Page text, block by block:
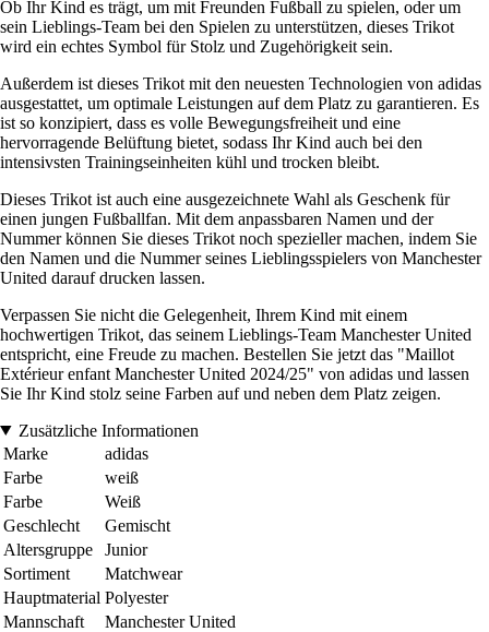
Ob Ihr Kind es trägt, um mit Freunden Fußball zu spielen, oder um
sein Lieblings-Team bei den Spielen zu unterstützen, dieses Trikot
wird ein echtes Symbol für Stolz und Zugehörigkeit sein.
Außerdem ist dieses Trikot mit den neuesten Technologien von adidas
ausgestattet, um optimale Leistungen auf dem Platz zu garantieren. Es
ist so konzipiert, dass es volle Bewegungsfreiheit und eine
hervorragende Belüftung bietet, sodass Ihr Kind auch bei den
intensivsten Trainingseinheiten kühl und trocken bleibt.
Dieses Trikot ist auch eine ausgezeichnete Wahl als Geschenk für
einen jungen Fußballfan. Mit dem anpassbaren Namen und der
Nummer können Sie dieses Trikot noch spezieller machen, indem Sie
den Namen und die Nummer seines Lieblingsspielers von Manchester
United darauf drucken lassen.
Verpassen Sie nicht die Gelegenheit, Ihrem Kind mit einem
hochwertigen Trikot, das seinem Lieblings-Team Manchester United
entspricht, eine Freude zu machen. Bestellen Sie jetzt das "Maillot
Extérieur enfant Manchester United 2024/25" von adidas und lassen
Sie Ihr Kind stolz seine Farben auf und neben dem Platz zeigen.
Zusätzliche Informationen
Marke
adidas
Farbe
weiß
Farbe
Weiß
Geschlecht
Gemischt
Altersgruppe
Junior
Sortiment
Matchwear
Hauptmaterial Polyester
Mannschaft
Manchester United